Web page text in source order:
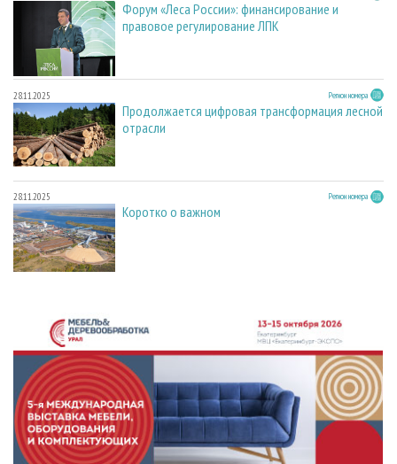
Форум «Леса России»: финансирование и
правовое регулирование ЛПК
28.11.2025 Регион номера
Продолжается цифровая трансформация лесной
отрасли
28.11.2025 Регион номера
Коротко о важном